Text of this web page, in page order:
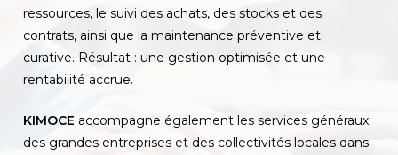
ressources, le suivi des achats, des stocks et des
contrats, ainsi que la maintenance préventive et
curative. Résultat : une gestion optimisée et une
rentabilité accrue.
KIMOCE accompagne également les services généraux
des grandes entreprises et des collectivités locales dans